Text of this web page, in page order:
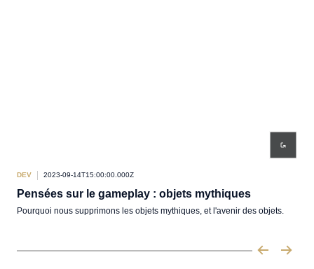
DEV 2023-09-14T15:00:00.000Z
Pensées sur le gameplay : objets mythiques
Pourquoi nous supprimons les objets mythiques, et l'avenir des objets.